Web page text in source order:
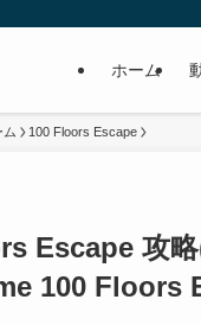
ホーム
ム 100 Floors Escape
Escape 攻
100